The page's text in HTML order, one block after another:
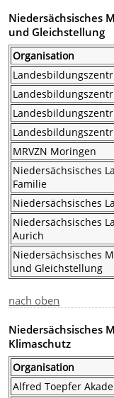
Niedersächsisches
und Gleichstellung
Organisation
MRVZN Moringen
Niedersächsisches
Familie
Niedersächsisches
Niedersächsisches
Aurich
Niedersächsisches
und Gleichstellung
nach oben
Niedersächsisches
Klimaschutz
Organisation
Alfred Toepfer